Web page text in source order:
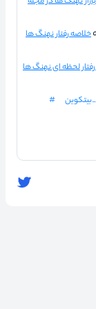
خلاصه رفتار نهنگ ها
لحظه ای نهنگ ها
#